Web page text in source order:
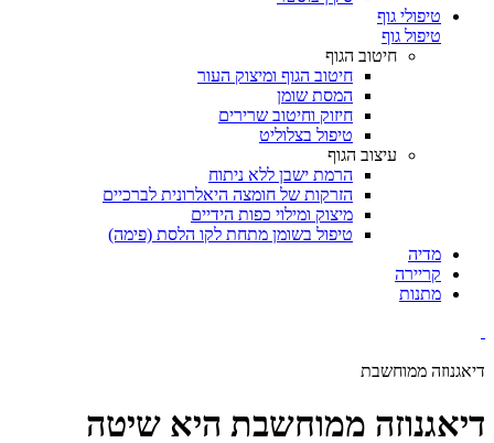
טיפולי גוף
טיפול גוף
חיטוב הגוף
חיטוב הגוף ומיצוק העור
המסת שומן
חיזוק וחיטוב שרירים
טיפול בצלוליט
עיצוב הגוף
הרמת ישבן ללא ניתוח
הזרקות של חומצה היאלרונית לברכיים
מיצוק ומילוי כפות הידיים
טיפול בשומן מתחת לקו הלסת (פימה)
מדיה
קריירה
מתנות
דיאגנוזה ממוחשבת
דיאגנוזה ממוחשבת היא שיטה